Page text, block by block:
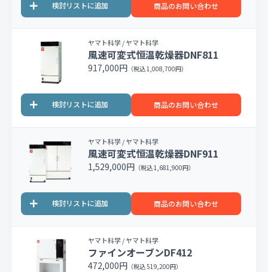
商品のお問い合わせ
ヤマト科学 / ヤマト科学
風速可変式恒温乾燥器DNF811
917,000円 （税込 1,008,700円）
商品のお問い合わせ
ヤマト科学 / ヤマト科学
風速可変式恒温乾燥器DNF911
1,529,000円 （税込 1,681,900円）
商品のお問い合わせ
ヤマト科学 / ヤマト科学
ファインオーブンDF412
472,000円 （税込 519,200円）